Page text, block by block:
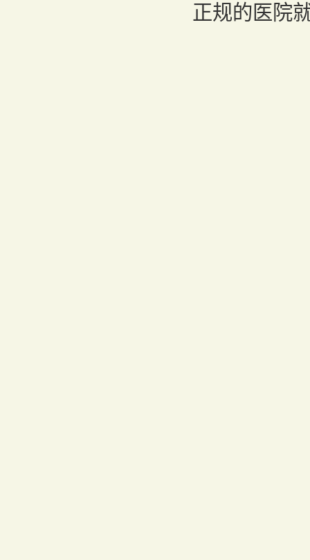
正规的医院